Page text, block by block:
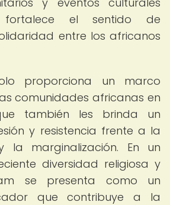
fortalece el sentido de
entre los africanos
proporciona un marco
comunidades africanas en
también les brinda un
y resistencia frente a la
la marginalización. En un
diversidad religiosa y
se presenta como un
que contribuye a la